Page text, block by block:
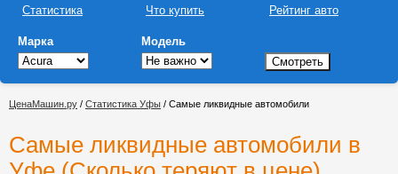
Статистика Что купить Рейтинг авто
Марка Модель
ЦенаМашин.ру / Статистика Уфы / Самые ликвидные автомобили
Самые ликвидные автомобили в